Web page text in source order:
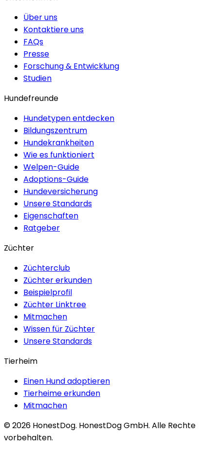
Über uns
Kontaktiere uns
FAQs
Presse
Forschung & Entwicklung
Studien
Hundefreunde
Hundetypen entdecken
Bildungszentrum
Hundekrankheiten
Wie es funktioniert
Welpen-Guide
Adoptions-Guide
Hundeversicherung
Unsere Standards
Eigenschaften
Ratgeber
Züchter
Züchterclub
Züchter erkunden
Beispielprofil
Züchter Linktree
Mitmachen
Wissen für Züchter
Unsere Standards
Tierheim
Einen Hund adoptieren
Tierheime erkunden
Mitmachen
©2026 HonestDog. HonestDog GmbH. Alle Rechte
vorbehalten.